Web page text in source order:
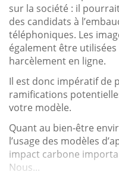
sur la société : il
des candidats à
téléphoniques. Les
également être
harcèlement en ligne.
Il est donc impératif de
ramifications
votre modèle.
Quant au bien-être
l’usage des modèles
impact carbone
Nous...